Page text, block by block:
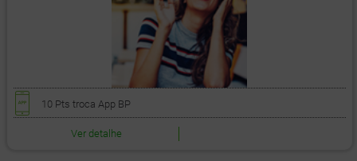
10 Pts troca App BP
Ver detalhe